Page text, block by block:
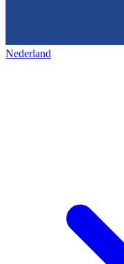
Nederland